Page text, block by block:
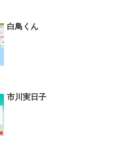
白鳥くん
市川実日子